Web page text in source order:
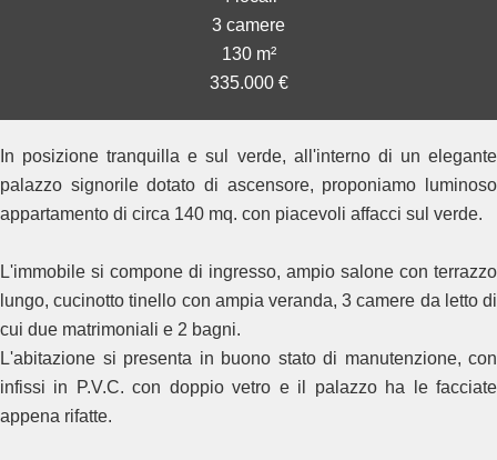
3 camere
130 m²
335.000 €
In posizione tranquilla e sul verde, all'interno di un elegante
palazzo signorile dotato di ascensore, proponiamo luminoso
appartamento di circa 140 mq. con piacevoli affacci sul verde.
L'immobile si compone di ingresso, ampio salone con terrazzo
lungo, cucinotto tinello con ampia veranda, 3 camere da letto di
cui due matrimoniali e 2 bagni.
L'abitazione si presenta in buono stato di manutenzione, con
infissi in P.V.C. con doppio vetro e il palazzo ha le facciate
appena rifatte.